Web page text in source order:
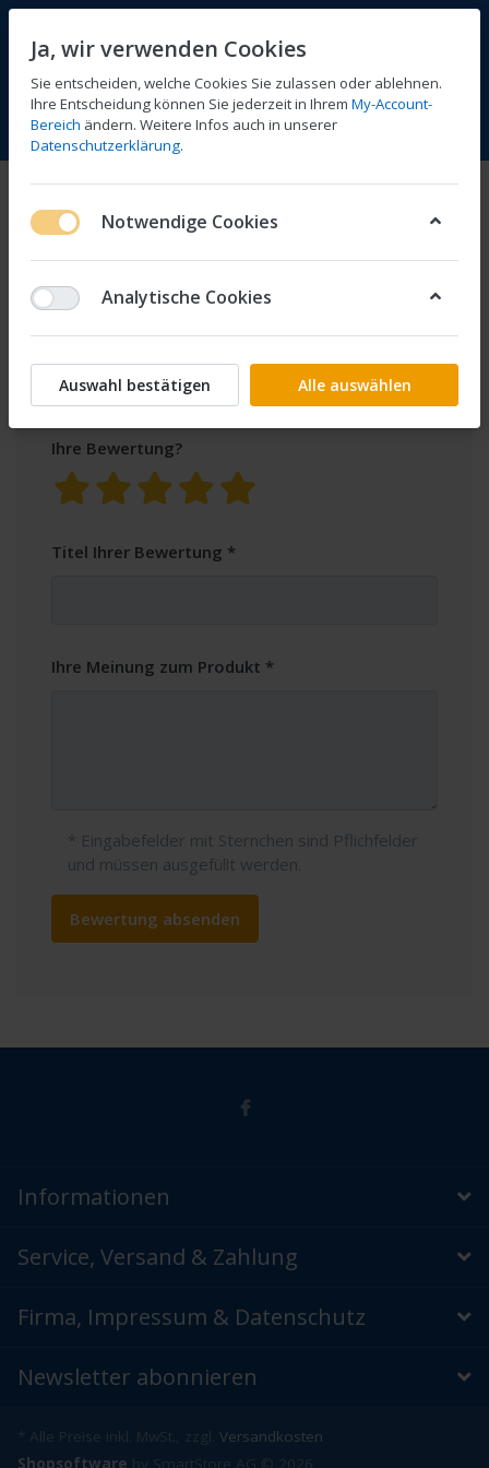
Menü Anmelden Vergleichen Wunschliste
Produktbewertungen
für
silver lang
Ihre Bewertung?
Titel Ihrer Bewertung
Ihre Meinung zum Produkt
* Eingabefelder mit Sternchen sind Pflichfelder
und müssen ausgefüllt werden.
Bewertung absenden
Informationen
Service, Versand & Zahlung
Firma, Impressum & Datenschutz
Newsletter abonnieren
* Alle Preise inkl. MwSt., zzgl. Versandkosten
Shopsoftware by SmartStore AG © 2026
Ja, wir verwenden Cookies
Sie entscheiden, welche Cookies Sie zulassen oder ablehnen.
Ihre Entscheidung können Sie jederzeit in Ihrem My-Account-
Bereich ändern. Weitere Infos auch in unserer
Datenschutzerklärung.
Notwendige Cookies
Analytische Cookies
Auswahl bestätigen Alle auswählen